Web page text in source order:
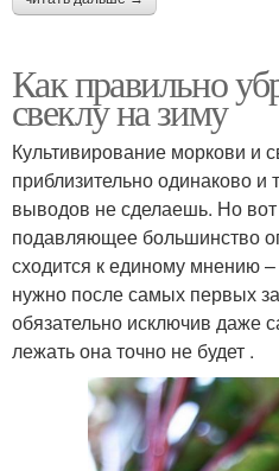
Как правильно
свеклу на зиму
Культивирование моркови и
приблизительно одинаково и
выводов не сделаешь. Но
подавляющее большинство
сходится к единому мнению
нужно после самых первых
обязательно исключив даже
лежать она точно не будет .